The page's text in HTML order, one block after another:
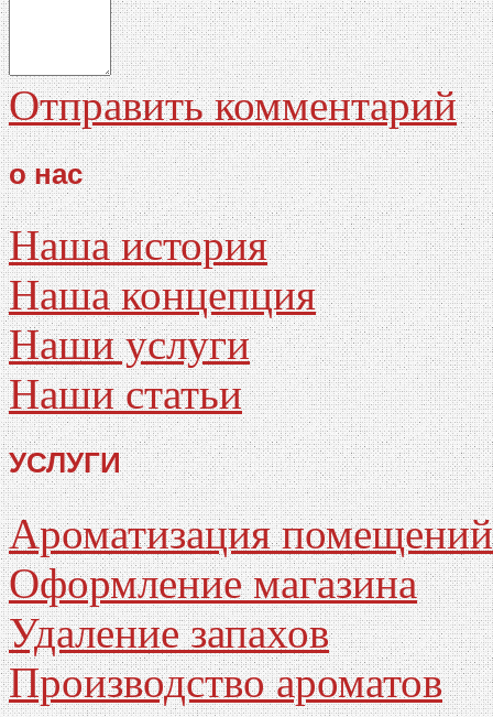
Отправить комментарий
о нас
Наша история
Наша концепция
Наши услуги
Наши статьи
УСЛУГИ
Ароматизация помещений
Оформление магазина
Удаление запахов
Производство ароматов